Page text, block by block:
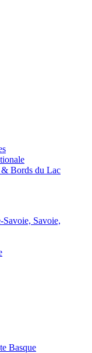
& Bords du Lac
Savoie, Savoie,
Basque